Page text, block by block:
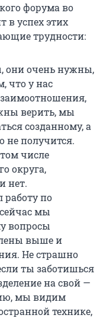
форума во
в успех этих
трудности:
они очень нужны,
что у нас
верить, мы
созданному, а
не получится.
числе
округа,
нет.
по
мы
вопросы
выше и
Не страшно
ты заботишься
на свой —
мы видим
технике,